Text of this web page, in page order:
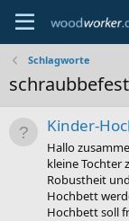
Schlagworte
Kinder-
Hallo
kleine Tochter
Robustheit
Hochbett
Hochbett soll